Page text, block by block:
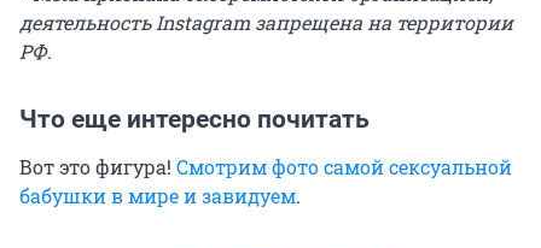
деятельность Instagram запрещена на территории
РФ.
Что еще интересно почитать
Вот это фигура! Смотрим фото самой сексуальной
бабушки в мире и завидуем.